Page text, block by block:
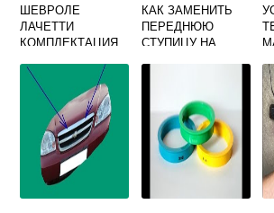
ШЕВРОЛЕ
ЛАЧЕТТИ
КОМПЛЕКТАЦИЯ
КАК ЗАМЕНИТЬ
ПЕРЕДНЮЮ
СТУПИЦУ НА